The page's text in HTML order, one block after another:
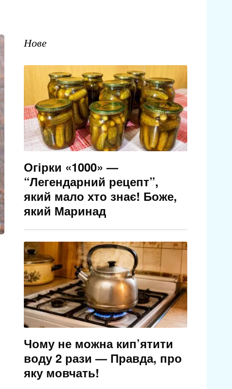
Нове
Огірки «1000» —
“Легендарний рецепт”,
який мало хто знає! Боже,
який Маринад
Чому не можна кип’ятити
воду 2 рази — Правда, про
яку мовчать!